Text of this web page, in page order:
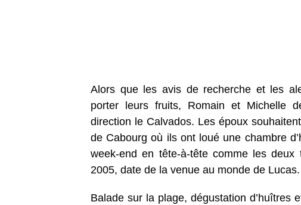
Alors que les avis de recherche et les
porter leurs fruits, Romain et Michelle
direction le Calvados. Les époux
de Cabourg où ils ont loué une chambre
week-end en tête-à-tête comme les deux
2005, date de la venue au monde de Lucas.
Balade sur la plage, dégustation d’huîtres